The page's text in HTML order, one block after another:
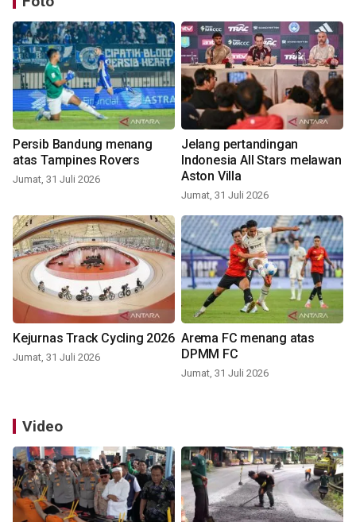
Persib Bandung menang
atas Tampines Rovers
Jumat, 31 Juli 2026
Jelang pertandingan
Indonesia All Stars melawan
Aston Villa
Jumat, 31 Juli 2026
Kejurnas Track Cycling 2026
Jumat, 31 Juli 2026
Arema FC menang atas
DPMM FC
Jumat, 31 Juli 2026
Video